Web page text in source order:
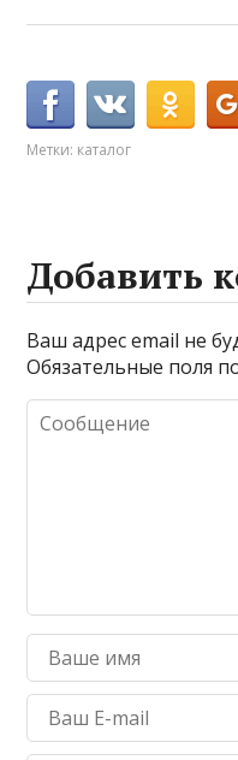
Метки: каталог
Добавить
Ваш адрес email не
Обязательные поля